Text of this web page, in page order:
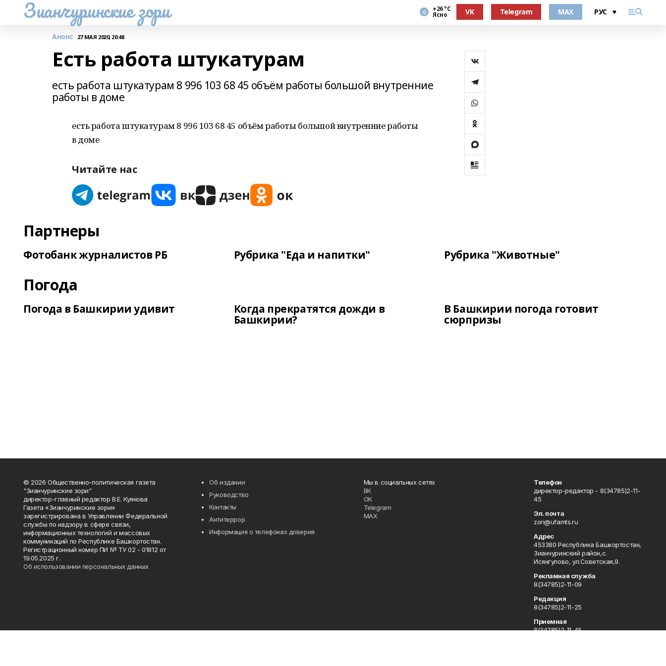
Зианчуринские зори +26 °С
Ясно VK Telegram MAX
Анонс 27 МАЯ 2020, 20:48
Есть работа штукатурам
есть работа штукатурам 8 996 103 68 45 объём работы большой внутренние
работы в доме
есть работа штукатурам 8 996 103 68 45 объём работы большой внутренние работы
в доме
Читайте нас
Партнеры
Фотобанк журналистов РБ Рубрика "Еда и напитки" Рубрика "Животные"
Погода
Погода в Башкирии удивит Когда прекратятся дожди в
Башкирии?
В Башкирии погода готовит
сюрпризы
© 2026 Общественно-политическая газета
"Зианчуринские зори"
директор-главный редактор В.Е. Куянова
Газета «Зианчуринские зори»
зарегистрирована в Управлении Федеральной
службы по надзору в сфере связи,
информационных технологий и массовых
коммуникаций по Республике Башкортостан.
Регистрационный номер ПИ № ТУ 02 - 01812 от
19.05.2025 г.
Об использовании персональных данных
Об издании
Руководство
Контакты
Антитеррор
Информация о телефонах доверия
Мы в социальных сетях
ВК
ОК
Telegram
MAX
Телефон
директор-редактор - 8(34785)2-11-
45
Эл. почта
zori@ufamts.ru
Адрес
453380 Республика Башкортостан,
Зианчуринский район,с.
Исянгулово, ул.Советская,9.
Рекламная служба
8(34785)2-11-09
Редакция
8(34785)2-11-25
Приемная
8(34785)2-11-45